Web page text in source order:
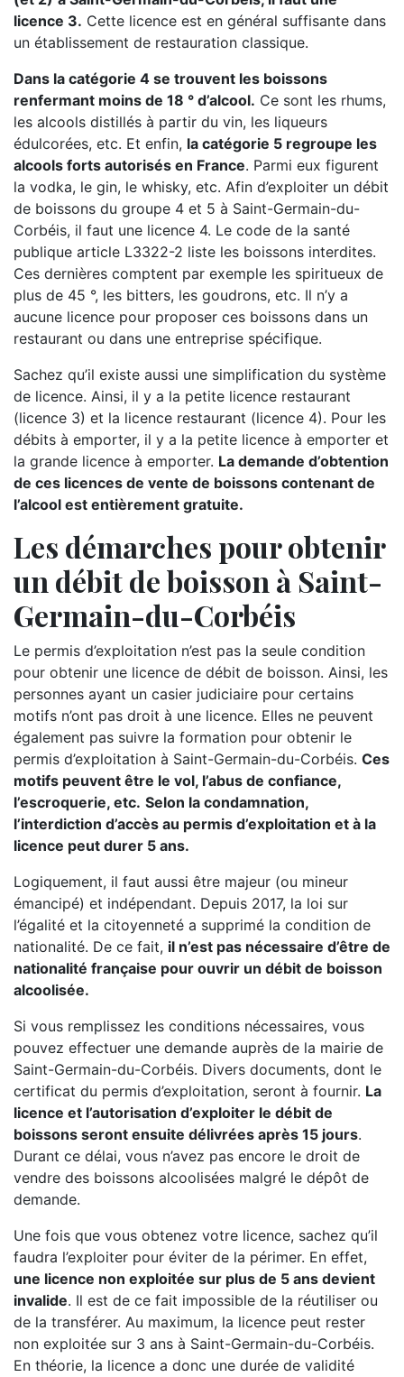
licence 3. Cette licence est en général suffisante dans
un établissement de restauration classique.
Dans la catégorie 4 se trouvent les boissons
renfermant moins de 18 ° d’alcool. Ce sont les rhums,
les alcools distillés à partir du vin, les liqueurs
édulcorées, etc. Et enfin, la catégorie 5 regroupe les
alcools forts autorisés en France. Parmi eux figurent
la vodka, le gin, le whisky, etc. Afin d’exploiter un débit
de boissons du groupe 4 et 5 à Saint-Germain-du-
Corbéis, il faut une licence 4. Le code de la santé
publique article L3322-2 liste les boissons interdites.
Ces dernières comptent par exemple les spiritueux de
plus de 45 °, les bitters, les goudrons, etc. Il n’y a
aucune licence pour proposer ces boissons dans un
restaurant ou dans une entreprise spécifique.
Sachez qu’il existe aussi une simplification du système
de licence. Ainsi, il y a la petite licence restaurant
(licence 3) et la licence restaurant (licence 4). Pour les
débits à emporter, il y a la petite licence à emporter et
la grande licence à emporter. La demande d’obtention
de ces licences de vente de boissons contenant de
l’alcool est entièrement gratuite.
Les démarches pour obtenir
un débit de boisson à Saint-
Germain-du-Corbéis
Le permis d’exploitation n’est pas la seule condition
pour obtenir une licence de débit de boisson. Ainsi, les
personnes ayant un casier judiciaire pour certains
motifs n’ont pas droit à une licence. Elles ne peuvent
également pas suivre la formation pour obtenir le
permis d’exploitation à Saint-Germain-du-Corbéis. Ces
motifs peuvent être le vol, l’abus de confiance,
l’escroquerie, etc. Selon la condamnation,
l’interdiction d’accès au permis d’exploitation et à la
licence peut durer 5 ans.
Logiquement, il faut aussi être majeur (ou mineur
émancipé) et indépendant. Depuis 2017, la loi sur
l’égalité et la citoyenneté a supprimé la condition de
nationalité. De ce fait, il n’est pas nécessaire d’être de
nationalité française pour ouvrir un débit de boisson
alcoolisée.
Si vous remplissez les conditions nécessaires, vous
pouvez effectuer une demande auprès de la mairie de
Saint-Germain-du-Corbéis. Divers documents, dont le
certificat du permis d’exploitation, seront à fournir. La
licence et l’autorisation d’exploiter le débit de
boissons seront ensuite délivrées après 15 jours.
Durant ce délai, vous n’avez pas encore le droit de
vendre des boissons alcoolisées malgré le dépôt de
demande.
Une fois que vous obtenez votre licence, sachez qu’il
faudra l’exploiter pour éviter de la périmer. En effet,
une licence non exploitée sur plus de 5 ans devient
invalide. Il est de ce fait impossible de la réutiliser ou
de la transférer. Au maximum, la licence peut rester
non exploitée sur 3 ans à Saint-Germain-du-Corbéis.
En théorie, la licence a donc une durée de validité